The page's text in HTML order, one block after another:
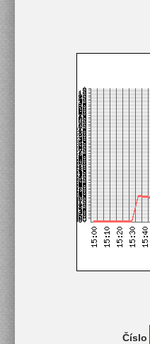
Číslo